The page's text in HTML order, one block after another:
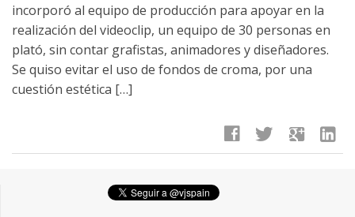
incorporó al equipo de producción para apoyar en la
realización del videoclip, un equipo de 30 personas en
plató, sin contar grafistas, animadores y diseñadores.
Se quiso evitar el uso de fondos de croma, por una
cuestión estética […]
facebook twitter google linkedin